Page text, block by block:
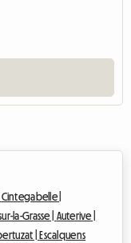
Cintegabelle |
la-Grasse | Auterive |
| Escalquens